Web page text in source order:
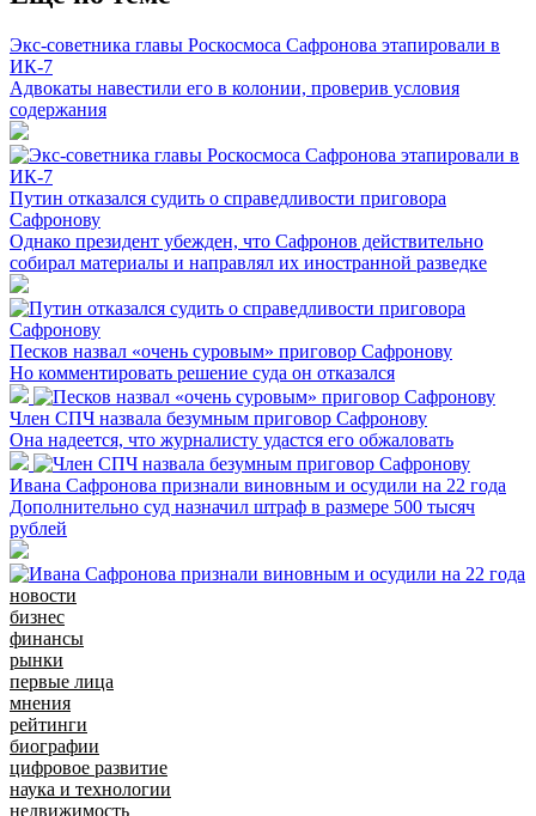
Экс-советника главы Роскосмоса Сафронова этапировали в
ИК-7
Адвокаты навестили его в колонии, проверив условия
содержания
Путин отказался судить о справедливости приговора
Сафронову
Однако президент убежден, что Сафронов действительно
собирал материалы и направлял их иностранной разведке
Песков назвал «очень суровым» приговор Сафронову
Но комментировать решение суда он отказался
Член СПЧ назвала безумным приговор Сафронову
Она надеется, что журналисту удастся его обжаловать
Ивана Сафронова признали виновным и осудили на 22 года
Дополнительно суд назначил штраф в размере 500 тысяч
рублей
новости
бизнес
финансы
рынки
первые лица
мнения
рейтинги
биографии
цифровое развитие
наука и технологии
недвижимость